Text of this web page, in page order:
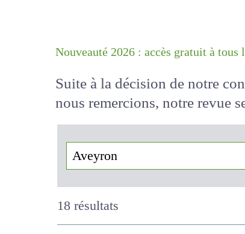
Suite à la décision de notre
nous remercions, notre
!
18 résultats